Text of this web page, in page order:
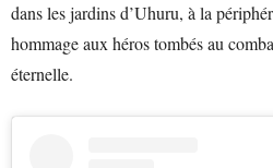
dans les jardins d’Uhuru, à la
hommage aux héros tombés au
éternelle.